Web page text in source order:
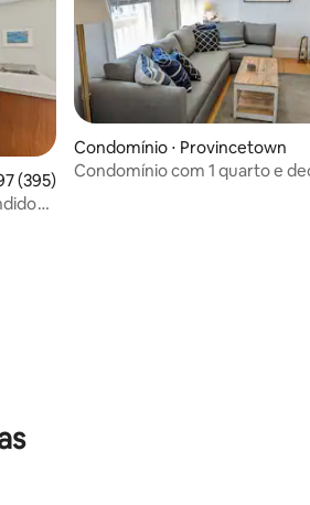
de uma avaliação média de 5, 395
(395)
Condomínio ⋅ Provincetown
Condomínio com 1 quarto e